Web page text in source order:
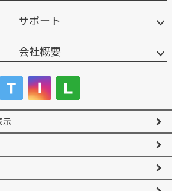
サポート
会社概要
示